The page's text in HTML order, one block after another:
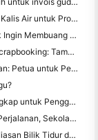
Bolehkah Pencetak Label Termal Membuat Label Kalis Air untuk Produk Perniagaan Kecil?
Kamera Segera Terbaik Untuk Pemula Yang Tidak Ingin Membuang Kertas
Pembuat Label Warna Terbaik untuk Jurnal dan Scrapbooking: Tambah Lebih Banyak Warna ke Setiap Halaman
Tulisan Tangan vs. Percetakan Label Penghantaran: Petua untuk Perniagaan Kecil pada 2026
Cara Memilih Pencetak Foto Poket: Panduan Lengkap untuk Pengguna Jurnal, Perjalanan, dan iPhone
Pencetak Mudah Alih Tanpa Tinta Terbaik untuk Perjalanan, Sekolah, dan Kerja Mudah Alih: Hanin MT620 Pro Review
Idea Tata letak Dinding Foto Mini & Petua untuk Hiasan Bilik Tidur dan Asrama